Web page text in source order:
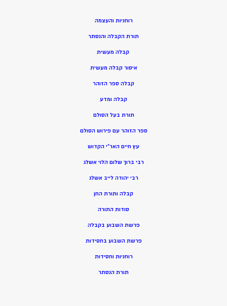
רוחניות והעצמה
תורת הקבלה והנסתר
קבלה מעשית
איסור קבלה מעשית
קבלה ספר הזוהר
קבלה ומדע
תורת בעל הסולם
ספר הזוהר עם פירוש הסולם
עץ חיים האר”י הקדוש
רבי ברוך שלום הלוי אשלג
רבי יהודה לייב אשלג
קבלה ותורת החן
סודות התורה
פרשת השבוע בקבלה
פרשת השבוע בחסידות
רוחניות וחסידות
תורת הנסתר